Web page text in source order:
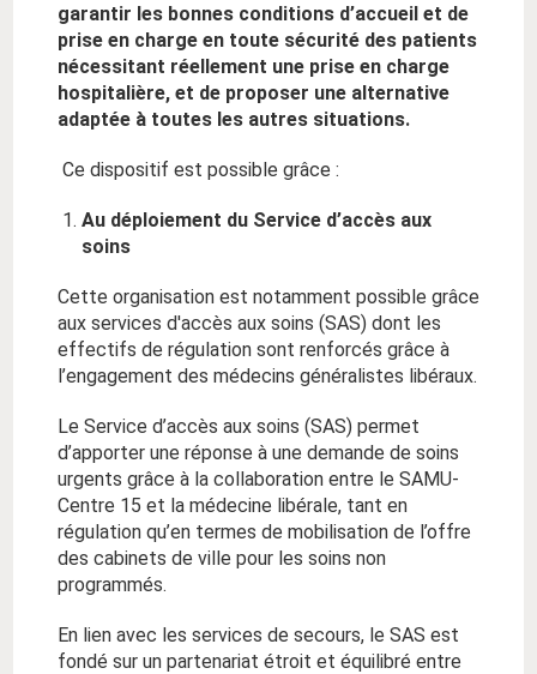
garantir les bonnes conditions d’accueil et de
prise en charge en toute sécurité des patients
nécessitant réellement une prise en charge
hospitalière, et de proposer une alternative
adaptée à toutes les autres situations.
Ce dispositif est possible grâce :
Au déploiement du Service d’accès aux
soins
Cette organisation est notamment possible grâce
aux services d'accès aux soins (SAS) dont les
effectifs de régulation sont renforcés grâce à
l’engagement des médecins généralistes libéraux.
Le Service d’accès aux soins (SAS) permet
d’apporter une réponse à une demande de soins
urgents grâce à la collaboration entre le SAMU-
Centre 15 et la médecine libérale, tant en
régulation qu’en termes de mobilisation de l’offre
des cabinets de ville pour les soins non
programmés.
En lien avec les services de secours, le SAS est
fondé sur un partenariat étroit et équilibré entre